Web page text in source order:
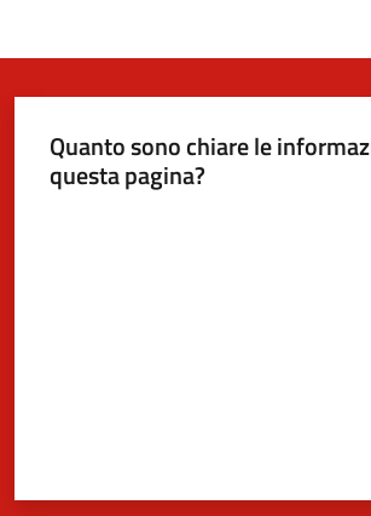
Quanto sono chiare le
questa pagina?